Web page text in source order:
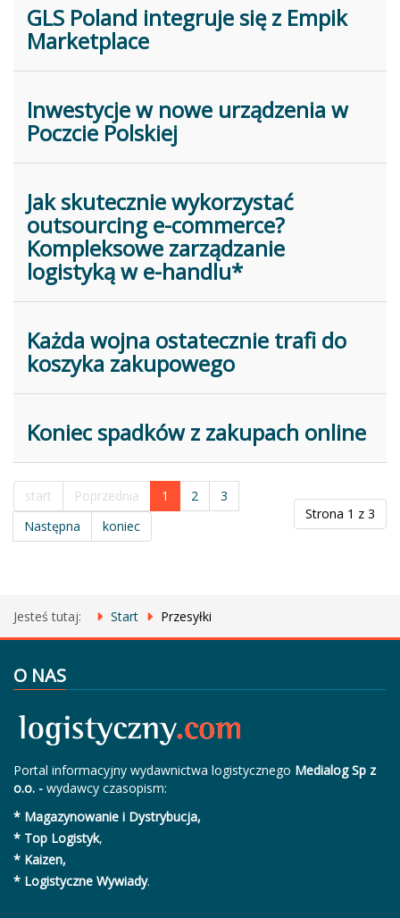
GLS Poland integruje się z Empik
Marketplace
Inwestycje w nowe urządzenia w
Poczcie Polskiej
Jak skutecznie wykorzystać
outsourcing e-commerce?
Kompleksowe zarządzanie
logistyką w e-handlu*
Każda wojna ostatecznie trafi do
koszyka zakupowego
Koniec spadków z zakupach online
Strona 1 z 3
start Poprzednia 1 2
3
Następna
koniec
Jesteś tutaj: Start Przesyłki
O NAS
Portal informacyjny wydawnictwa logistycznego Medialog Sp z
o.o. - wydawcy czasopism:
* Magazynowanie i Dystrybucja,
* Top Logistyk,
* Kaizen,
* Logistyczne Wywiady.